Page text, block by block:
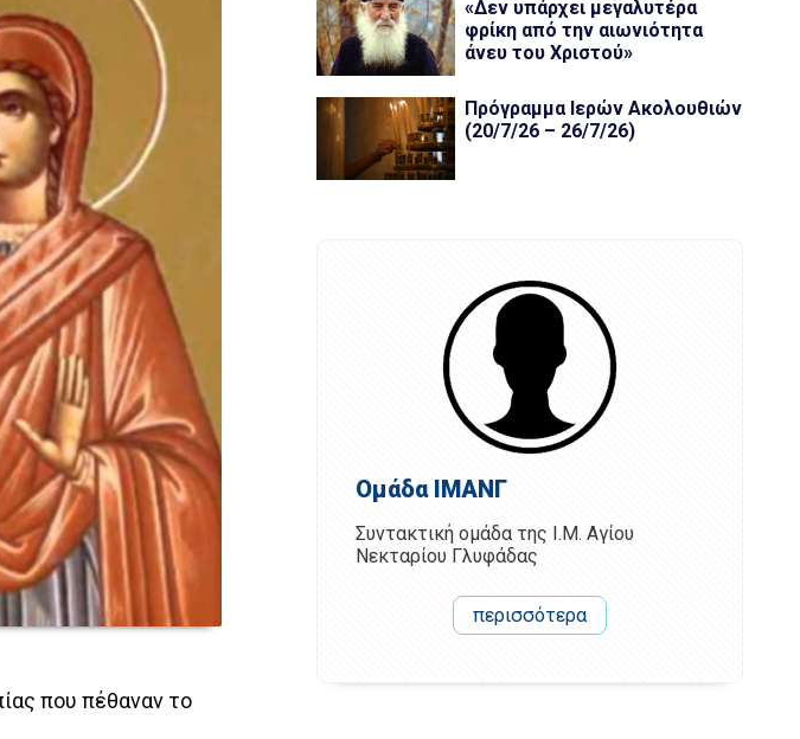
που πέθαναν το
«Δεν υπάρχει μεγαλυτέρα
φρίκη από την αιωνιότητα
άνευ του Χριστού»
Πρόγραμμα Ιερών Ακολουθιών
(20/7/26 – 26/7/26)
Ομάδα ΙΜΑΝΓ
Συντακτική ομάδα της Ι.Μ. Αγίου
Νεκταρίου Γλυφάδας
περισσότερα